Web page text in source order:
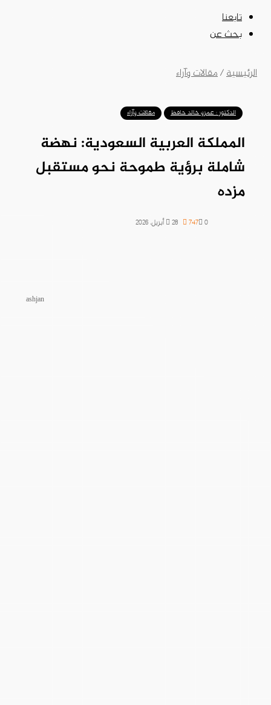
تابعنا
بحث عن
الرئيسية / مقالات وآراء
الدكتور : عمرو خالد حافظ مقالات وآراء
المملكة العربية السعودية: نهضة
شاملة برؤية طموحة نحو مستقبل
مزده
ashjan
28 أبريل، 2026 0
747